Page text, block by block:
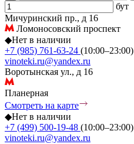
бут
Мичуринский пр., д 16
Ломоносовский проспект
◆Нет в наличии
+7 (985) 761-63-24 (10:00–23:00)
vinoteki.ru@yandex.ru
Воротынская ул., д 16
Планерная
Смотреть на карте
◆Нет в наличии
+7 (499) 500-19-48 (10:00–23:00)
vinoteki.ru@yandex.ru